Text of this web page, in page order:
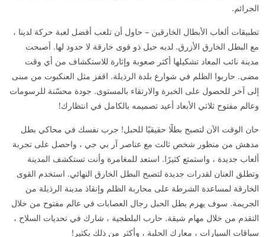
الجرائم.
تطبيقات ألعاب الأبطال الخارقين – حاول أن تلعب أفضل لعبة حركة لدينا ،
مع البطل الخارق الأزرق. لديه حبل ذو قوى خارقة لا حدود لها. أصبحت
مدينة نائب المعاد تشكيلها أكثر صعوبة وإثارة للاستكشاف من أي وقت
مضى. حاربوا الظلم في شوارع بلدة الرذيلة. اقفز مثل العنكبوت من مبنى
إلى آخر للحصول على الخبرة والارتقاء بالمستوى. جودة محسّنة للرسومات
وعالم مفتوح ثلاثي الأبعاد أعيد تصميمه بالكامل في انتظارك!
حان الوقت الآن لتصبح بطلًا حقيقيًا للحبل! جرب نفسك في محاكي بطل
مدهش من منظور شخص ثالث مع عناصر آر بي جي ، واحصل على تجربة
ألعاب جديدة ، واستمتع كثيرًا. استعد للمغامرة وأنت تستكشف المدينة
وتطلق العنان لقدرات جديدة لتصبح البطل الخارق النهائي. استخدم القوى
الخارقة لمساعدة الشرطة على محاربة الظلم وإنقاذ مدينة الرذيلة من
الجريمة. سوف يهزم بطل الحبل رجال العصابات في عالم مفتوح من خلال
التقدم من خلال مهام شيقة. حارب البلطجية ، شارك في تحديات السلاح ،
سباقات السيارات ، معارك الحلبة ، وأكثر من ذلك بكثير!